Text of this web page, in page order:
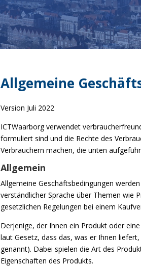
Allgemeine
Version Juli 2022
ICTWaarborg verwendet
formuliert sind und die Rechte des
Verbrauchern machen, die unten
Allgemein
Allgemeine Geschäftsbedingungen
verständlicher Sprache über Themen wie
gesetzlichen Regelungen bei einem
Derjenige, der Ihnen ein Produkt oder
laut Gesetz, dass das, was er Ihnen
genannt). Dabei spielen die Art des
Eigenschaften des Produkts.